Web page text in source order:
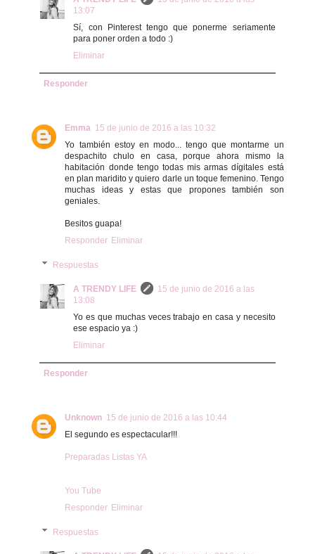
13:07
Sí, con Pinterest tengo que ponerme seriamente
para poner orden a todo :)
Eliminar
Responder
Emma 15 de junio de 2016 a las 10:32
Yo también estoy en modo... tengo que montarme un
despachito chulo en casa, porque ahora mismo la
habitación donde tengo todas mis armas dígitales está
en plan maridito y quiero darle un toque femenino. Tengo
muchas ideas y estas que propones también son
geniales.
Besitos guapa!
Responder Eliminar
Respuestas
A TRENDY LIFE
15 de junio de 2016 a las
13:08
Yo es que muchas veces trabajo en casa y necesito
ese espacio ya :)
Eliminar
Responder
Unknown 15 de junio de 2016 a las 10:44
El segundo es espectacular!!!
Preparadas Listas YA
You Tube
Responder Eliminar
Respuestas